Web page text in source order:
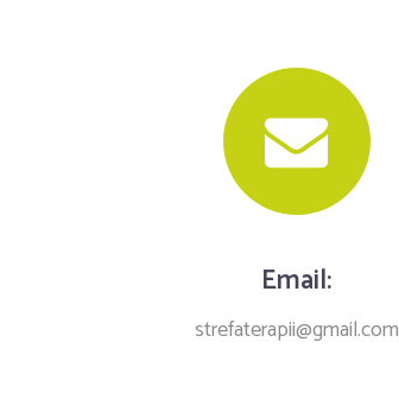
Email:
strefaterapii@gmail.com